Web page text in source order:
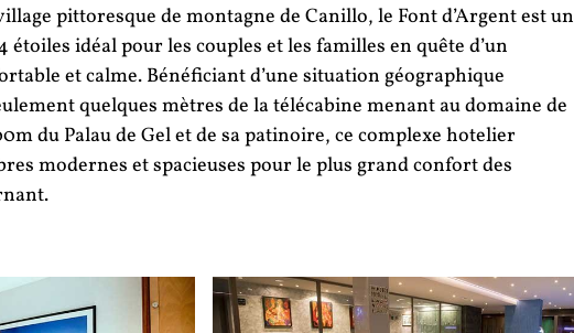
pittoresque de montagne de Canillo, le Font d’Argent est un
idéal pour les couples et les familles en quête d’un
et calme. Bénéficiant d’une situation géographique
quelques mètres de la télécabine menant au domaine de
du Palau de Gel et de sa patinoire, ce complexe hotelier
modernes et spacieuses pour le plus grand confort des